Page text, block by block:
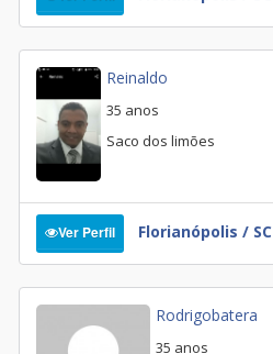
Reinaldo
35 anos
Saco dos limões
Ver Perfil Florianópolis / SC
Rodrigobatera
35 anos